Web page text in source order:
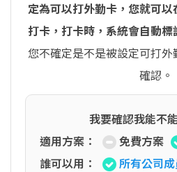
定為可以打外勤卡，您就可
打卡，打卡時，系統會自動標
您不確定是不是被設定可打
確認。
我要確認我能不
適用方案：
免費方案
誰可以用：
所有公司成